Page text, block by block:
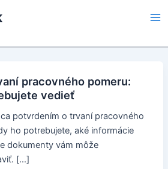
pracovného pomeru:
vedieť
potvrdením o trvaní pracovného
ho potrebujete, aké informácie
dokumenty vám môže
[…]